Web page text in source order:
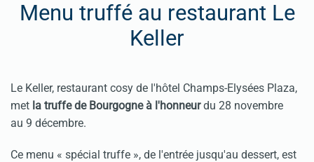
Menu truffé au restaurant Le
Keller
Le Keller, restaurant cosy de l'hôtel Champs-Elysées Plaza,
met la truffe de Bourgogne à l'honneurdu 28 novembre
au 9 décembre.
Ce menu « spécial truffe », de l'entrée jusqu'au dessert, est